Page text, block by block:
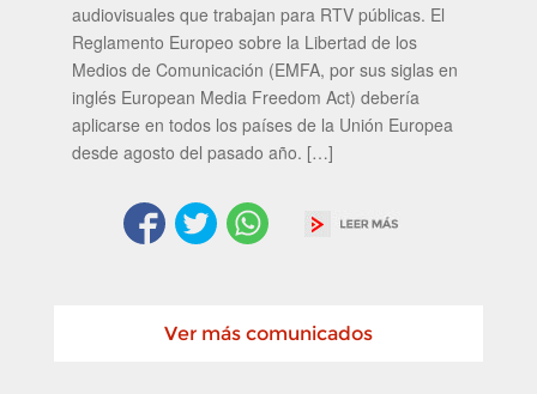
audiovisuales que trabajan para RTV públicas. El
Reglamento Europeo sobre la Libertad de los
Medios de Comunicación (EMFA, por sus siglas en
inglés European Media Freedom Act) debería
aplicarse en todos los países de la Unión Europea
desde agosto del pasado año. […]
Ver más comunicados